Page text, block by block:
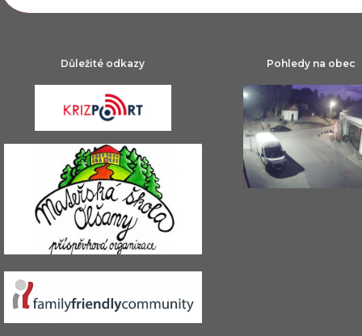
Důležité odkazy Pohledy na obec